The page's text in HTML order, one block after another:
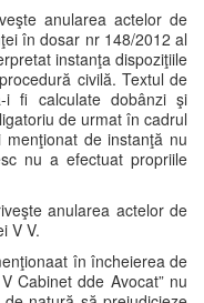
anularea actelor de
în dosar nr 148/2012 al
instanţa dispoziţiile
civilă. Textul de
i fi calculate dobânzi şi
de urmat în cadrul
de instanţă nu
nu a efectuat propriile
anularea actelor de
V V.
în încheierea de
Cabinet dde Avocat” nu